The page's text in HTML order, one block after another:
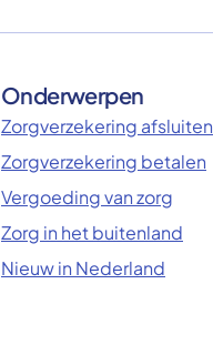
Onderwerpen
Zorgverzekering afsluiten
Zorgverzekering betalen
Vergoeding van zorg
Zorg in het buitenland
Nieuw in Nederland